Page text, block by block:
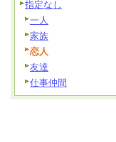
指定なし
一人
家族
恋人
友達
仕事仲間